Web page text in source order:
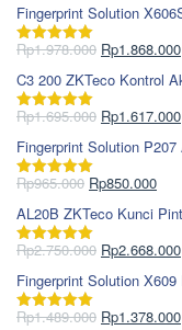
Fingerprint Solution
Dinilai5.00
Rp1.978.000 Harga
aslinya
adalah:
Rp1.978.000.
Rp1.868.000
C3 200 ZKTeco Kontrol
Dinilai5.00
Rp1.695.000 Harga
aslinya
adalah:
Rp1.695.000.
Rp1.617.000
Fingerprint Solution
Dinilai5.00
Rp965.000 Harga
aslinya
adalah:
Rp965.000.
Rp850.000Harga
saat
ini
AL20B ZKTeco Kunci
Dinilai5.00
Rp2.750.000 Harga
aslinya
adalah:
Rp2.750.000.
Rp2.668.000
Fingerprint Solution
Dinilai5.00
Rp1.489.000 Harga
Rp1.378.000